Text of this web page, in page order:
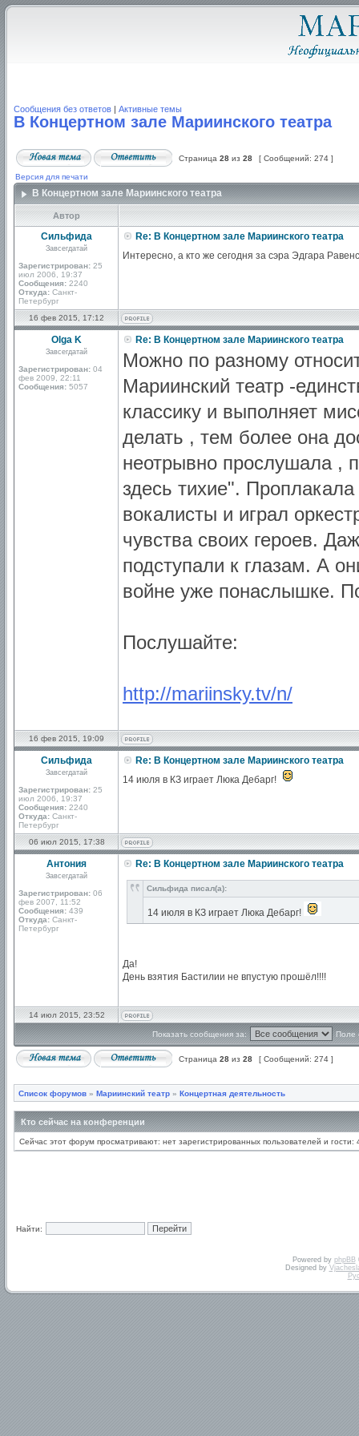
Сообщения без ответов | Активные темы
В Концертном зале Мариинского театра
Страница 28 из 28 [ Сообщений: 274 ]
Версия для печати
В Концертном зале Мариинского театра
Автор
Сильфида
Завсегдатай
Зарегистрирован: 25
июл 2006, 19:37
Сообщения: 2240
Откуда: Санкт-
Петербург
Re: В Концертном зале Мариинского театра
Интересно, а кто же сегодня за сэра Эдгара
16 фев 2015, 17:12
Olga K
Завсегдатай
Зарегистрирован: 04
фев 2009, 22:11
Сообщения: 5057
Re: В Концертном зале Мариинского театра
Можно по разному
Мариинский театр -
классику и выполняет
делать , тем более она
неотрывно прослушала ,
здесь тихие".
вокалисты и играл
чувства своих героев.
подступали к глазам. А
войне уже понаслышке.
Послушайте:
http://mariinsky.tv/n/
16 фев 2015, 19:09
Сильфида
Завсегдатай
Зарегистрирован: 25
июл 2006, 19:37
Сообщения: 2240
Откуда: Санкт-
Петербург
Re: В Концертном зале Мариинского театра
14 июля в КЗ играет Люка Дебарг!
06 июл 2015, 17:38
Антония
Завсегдатай
Зарегистрирован: 06
фев 2007, 11:52
Сообщения: 439
Откуда: Санкт-
Петербург
Re: В Концертном зале Мариинского театра
Сильфида писал(а):
14 июля в КЗ играет Люка Дебарг!
Да!
День взятия Бастилии не впустую прошёл!!!!
14 июл 2015, 23:52
Показать сообщения за: Поле
Страница 28 из 28 [ Сообщений: 274 ]
Список форумов » Мариинский театр » Концертная деятельность
Кто сейчас на конференции
Сейчас этот форум просматривают: нет зарегистрированных пользователей и гости:
Найти:
Powered by phpBB
Designed by